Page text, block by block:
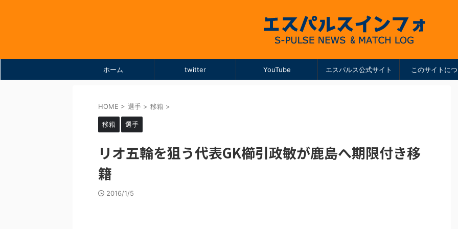
ホーム twitter YouTube エスパルス公式サイト このサイトに
HOME > 選手 > 移籍 >
移籍 選手
リオ五輪を狙う代表GK櫛引政敏が鹿島へ期限付き移
籍
2016/1/5